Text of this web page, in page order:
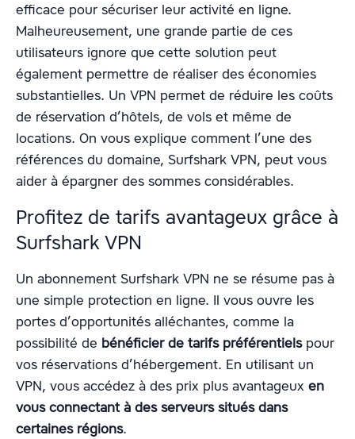
efficace pour sécuriser leur activité en ligne.
Malheureusement, une grande partie de ces
utilisateurs ignore que cette solution peut
également permettre de réaliser des économies
substantielles. Un VPN permet de réduire les coûts
de réservation d’hôtels, de vols et même de
locations. On vous explique comment l’une des
références du domaine, Surfshark VPN, peut vous
aider à épargner des sommes considérables.
Profitez de tarifs avantageux grâce à
Surfshark VPN
Un abonnement Surfshark VPN ne se résume pas à
une simple protection en ligne. Il vous ouvre les
portes d’opportunités alléchantes, comme la
possibilité de bénéficier de tarifs préférentielspour
vos réservations d’hébergement. En utilisant un
VPN, vous accédez à des prix plus avantageux en
vous connectant à des serveurs situés dans
certaines régions.